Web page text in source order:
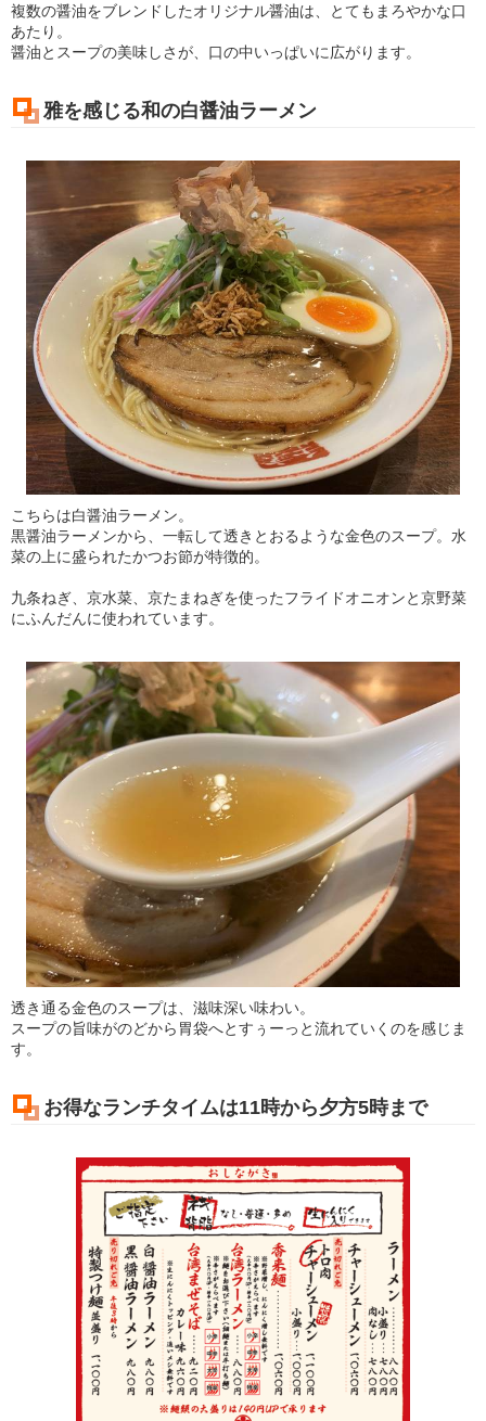
複数の醤油をブレンドしたオリジナル醤油は、とてもまろやかな口
あたり。
醤油とスープの美味しさが、口の中いっぱいに広がります。
雅を感じる和の白醤油ラーメン
こちらは白醤油ラーメン。
黒醤油ラーメンから、一転して透きとおるような金色のスープ。水
菜の上に盛られたかつお節が特徴的。
九条ねぎ、京水菜、京たまねぎを使ったフライドオニオンと京野菜
にふんだんに使われています。
透き通る金色のスープは、滋味深い味わい。
スープの旨味がのどから胃袋へとすぅーっと流れていくのを感じま
す。
お得なランチタイムは11時から夕方5時まで